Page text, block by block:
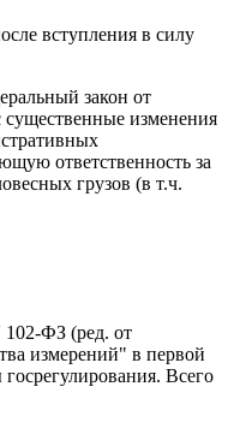
вступления в силу
закон от
изменения
ответственность за
грузов (в т.ч.
102-ФЗ (ред. от
измерений" в первой
Всего